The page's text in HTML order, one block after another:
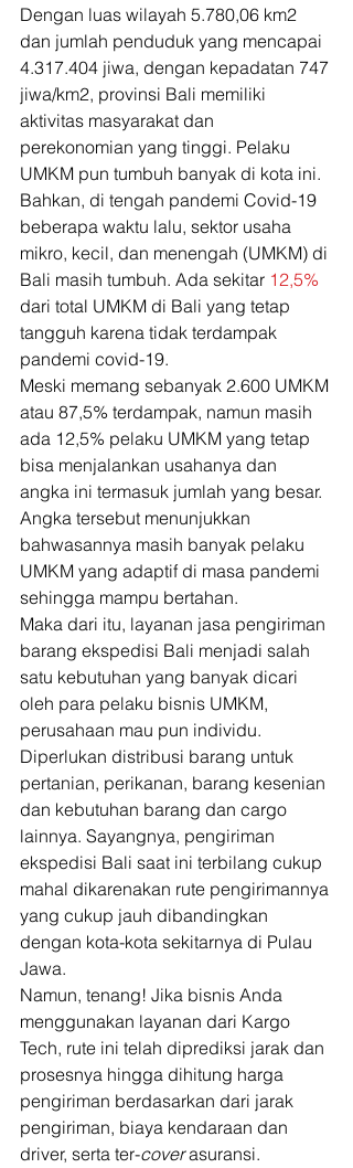
Dengan luas wilayah 5.780,06 km2
dan jumlah penduduk yang mencapai
4.317.404 jiwa, dengan kepadatan 747
jiwa/km2, provinsi Bali memiliki
aktivitas masyarakat dan
perekonomian yang tinggi. Pelaku
UMKM pun tumbuh banyak di kota ini.
Bahkan, di tengah pandemi Covid-19
beberapa waktu lalu, sektor usaha
mikro, kecil, dan menengah (UMKM) di
Bali masih tumbuh. Ada sekitar 12,5%
dari total UMKM di Bali yang tetap
tangguh karena tidak terdampak
pandemi covid-19.
Meski memang sebanyak 2.600 UMKM
atau 87,5% terdampak, namun masih
ada 12,5% pelaku UMKM yang tetap
bisa menjalankan usahanya dan
angka ini termasuk jumlah yang besar.
Angka tersebut menunjukkan
bahwasannya masih banyak pelaku
UMKM yang adaptif di masa pandemi
sehingga mampu bertahan.
Maka dari itu, layanan jasa pengiriman
barang ekspedisi Bali menjadi salah
satu kebutuhan yang banyak dicari
oleh para pelaku bisnis UMKM,
perusahaan mau pun individu.
Diperlukan distribusi barang untuk
pertanian, perikanan, barang kesenian
dan kebutuhan barang dan cargo
lainnya. Sayangnya, pengiriman
ekspedisi Bali saat ini terbilang cukup
mahal dikarenakan rute pengirimannya
yang cukup jauh dibandingkan
dengan kota-kota sekitarnya di Pulau
Jawa.
Namun, tenang! Jika bisnis Anda
menggunakan layanan dari Kargo
Tech, rute ini telah diprediksi jarak dan
prosesnya hingga dihitung harga
pengiriman berdasarkan dari jarak
pengiriman, biaya kendaraan dan
driver, serta ter-cover asuransi.